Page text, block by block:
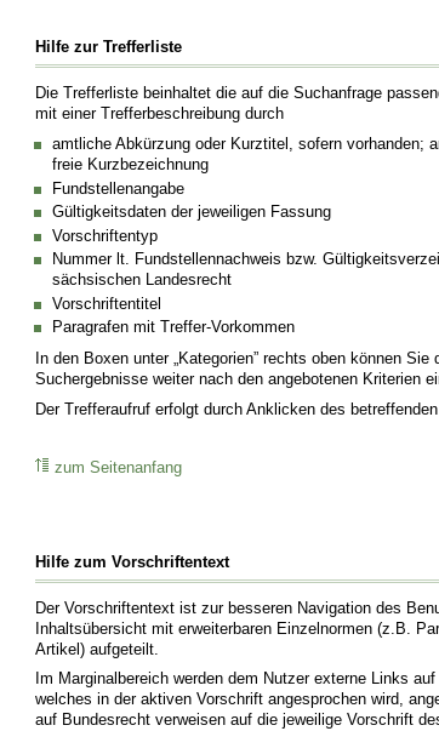
Hilfe zur Trefferliste
Die Trefferliste beinhaltet die auf die Suchanfrage
mit einer Trefferbeschreibung durch
amtliche Abkürzung oder Kurztitel, sofern vorhanden;
freie Kurzbezeichnung
Fundstellenangabe
Gültigkeitsdaten der jeweiligen Fassung
Vorschriftentyp
Nummer lt. Fundstellennachweis bzw.
sächsischen Landesrecht
Vorschriftentitel
Paragrafen mit Treffer-Vorkommen
In den Boxen unter „Kategorien” rechts oben können Sie
Suchergebnisse weiter nach den angebotenen Kriterien
Der Trefferaufruf erfolgt durch Anklicken des betreffenden
zum Seitenanfang
Hilfe zum Vorschriftentext
Der Vorschriftentext ist zur besseren Navigation des
Inhaltsübersicht mit erweiterbaren Einzelnormen (z.B.
Artikel) aufgeteilt.
Im Marginalbereich werden dem Nutzer externe Links
welches in der aktiven Vorschrift angesprochen wird,
auf Bundesrecht verweisen auf die jeweilige Vorschrift